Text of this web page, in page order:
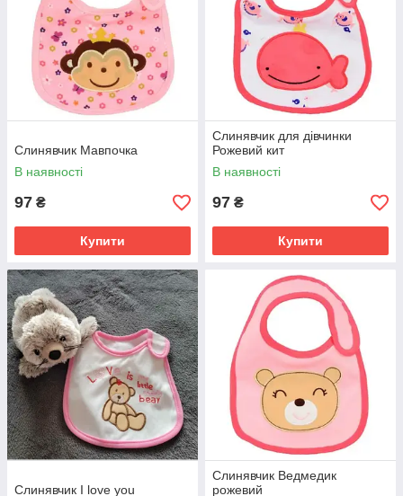
Слинявчик Мавпочка
В наявності
97 ₴
Купити
Слинявчик для дівчинки
Рожевий кит
В наявності
97 ₴
Купити
Слинявчик I love you
Слинявчик Ведмедик
рожевий